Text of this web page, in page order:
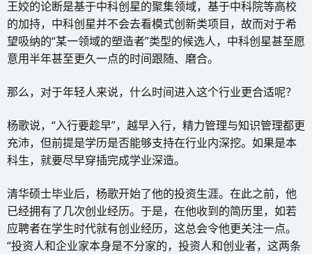
王姣的论断是基于中科创星的聚集领域，基于中科院等高校
的加持，中科创星并不会去看模式创新类项目，故而对于希
望吸纳的“某一领域的塑造者”类型的候选人，中科创星甚至愿
意用半年甚至更久一点的时间跟随、磨合。
那么，对于年轻人来说，什么时间进入这个行业更合适呢？
杨歌说，“入行要趁早”，越早入行，精力管理与知识管理都更
充沛，但前提是学历是否能够支持在行业内深挖。如果是本
科生，就要尽早穿插完成学业深造。
清华硕士毕业后，杨歌开始了他的投资生涯。在此之前，他
已经拥有了几次创业经历。于是，在他收到的简历里，如若
应聘者在学生时代就有创业经历，这总会令他更关注一点。
“投资人和企业家本身是不分家的，投资人和创业者，这两条